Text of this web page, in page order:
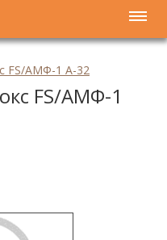
FS/АМФ-1 А-32
FS/АМФ-1